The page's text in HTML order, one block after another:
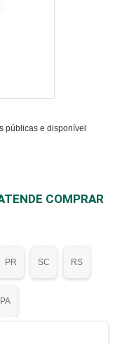
públicas e disponível
COMPRAR
PR SC RS
PA